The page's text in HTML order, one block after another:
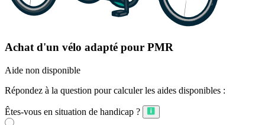
Achat d'un vélo adapté pour PMR
Aide non disponible
Répondez à la question pour calculer les aides disponibles :
Êtes-vous en situation de handicap ?